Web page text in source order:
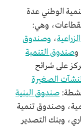
الوطني عدة
وهي:
، وصندوق
وصندوق التنمية
على شرائح
الصغيرة
صندوق البنية
وصندوق تنمية
وبنك التصدير